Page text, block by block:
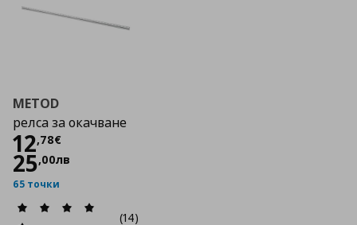
METOD
релса за окачване
12,78€
Цена
25,00лв
65 точки
(14)